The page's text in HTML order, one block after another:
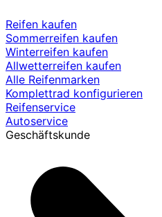
Reifen kaufen
Sommerreifen kaufen
Winterreifen kaufen
Allwetterreifen kaufen
Alle Reifenmarken
Komplettrad konfigurieren
Reifenservice
Autoservice
Geschäftskunde